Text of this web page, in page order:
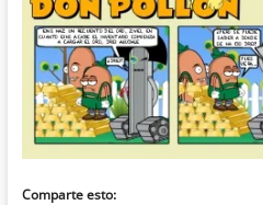
Comparte esto: